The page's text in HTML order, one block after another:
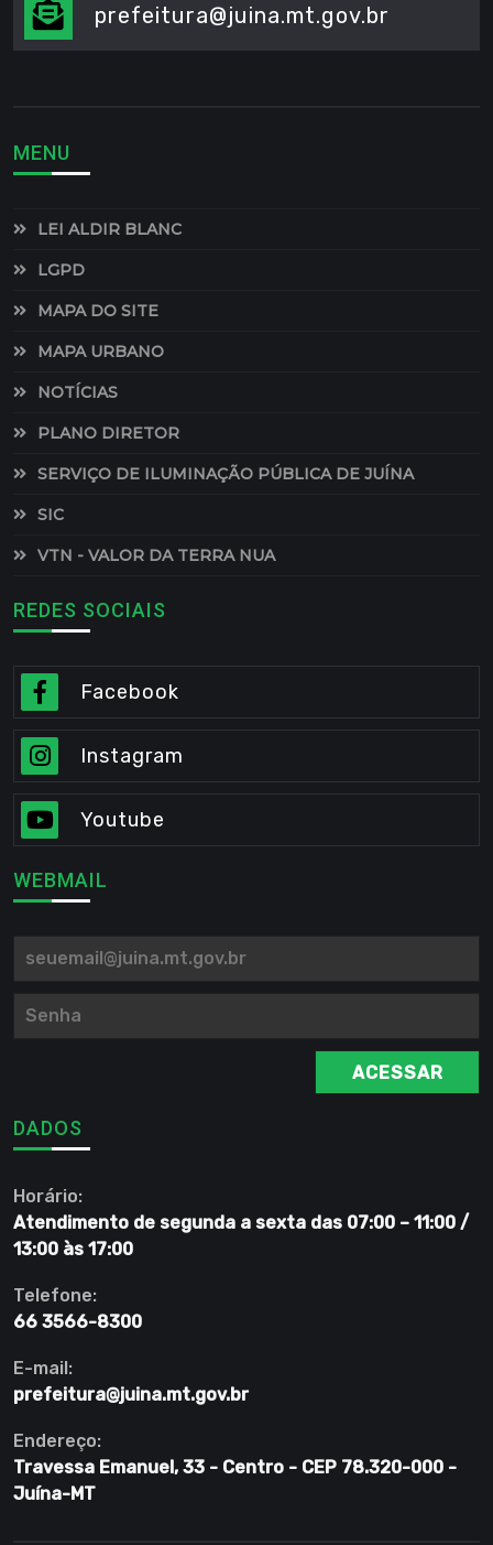
prefeitura@juina.mt.gov.br
MENU
LEI ALDIR BLANC
LGPD
MAPA DO SITE
MAPA URBANO
NOTÍCIAS
PLANO DIRETOR
SERVIÇO DE ILUMINAÇÃO PÚBLICA DE JUÍNA
SIC
VTN - VALOR DA TERRA NUA
REDES SOCIAIS
Facebook
Instagram
Youtube
WEBMAIL
ACESSAR
DADOS
Horário:
Atendimento de segunda a sexta das 07:00 – 11:00 /
13:00 às 17:00
Telefone:
66 3566-8300
E-mail:
prefeitura@juina.mt.gov.br
Endereço:
Travessa Emanuel, 33 - Centro - CEP 78.320-000 -
Juína-MT